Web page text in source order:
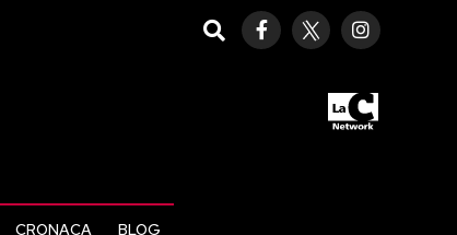
CRONACA BLOG